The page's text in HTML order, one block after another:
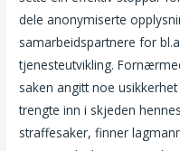
dele anonymiserte
samarbeidspartnere for
tjenesteutvikling.
saken angitt noe
trengte inn i skjeden
straffesaker, finner